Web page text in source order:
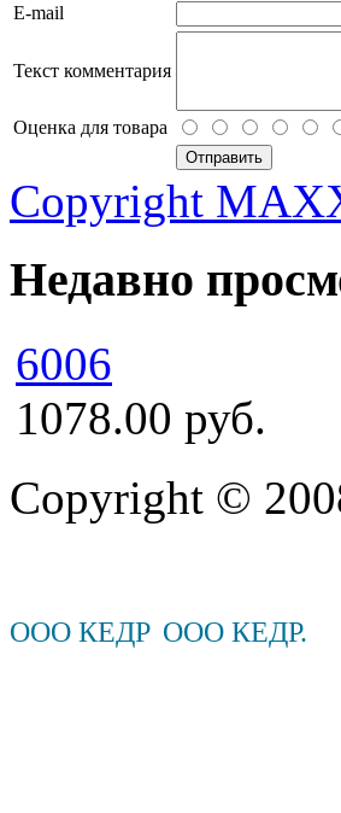
E-mail
Текст комментария
Оценка для товара
Copyright
Недавно
6006
1078.00 руб.
Copyright ©
ООО КЕДР ООО КЕДР.